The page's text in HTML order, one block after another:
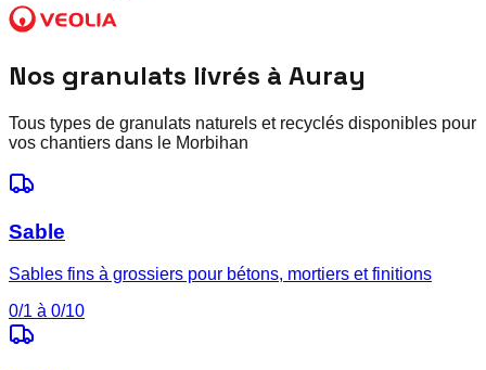
Nos granulats livrés à Auray
Tous types de granulats naturels et recyclés disponibles pour
vos chantiers dans le Morbihan
Sable
Sables fins à grossiers pour bétons, mortiers et finitions
0/1 à 0/10